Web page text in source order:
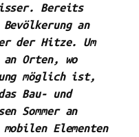
Bereits
an
der Hitze. Um
Orten, wo
möglich ist,
Bau- und
Sommer an
Elementen